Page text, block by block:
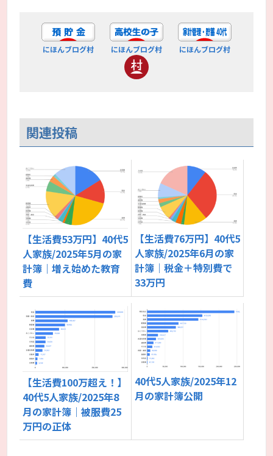
にほんブログ村 にほんブログ村 にほんブログ村
関連投稿
【生活費53万円】40代5
人家族/2025年5月の家
計簿｜増え始めた教育
費
【生活費76万円】40代5
人家族/2025年6月の家
計簿｜税金＋特別費で
33万円
【生活費100万超え！】
40代5人家族/2025年8
月の家計簿｜被服費25
万円の正体
40代5人家族/2025年12
月の家計簿公開